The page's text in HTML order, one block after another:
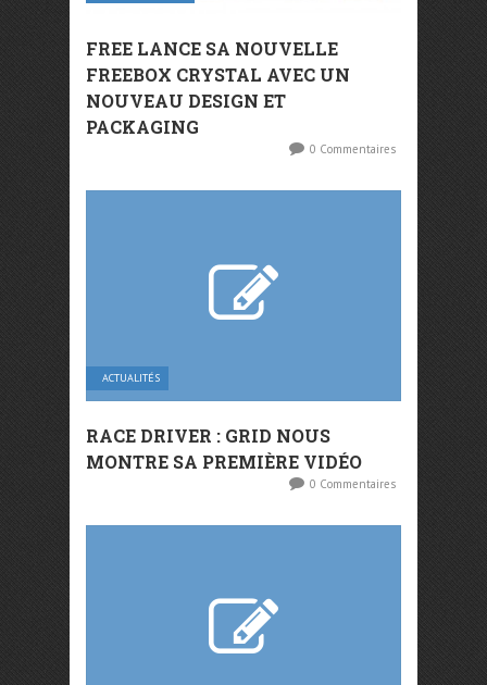
FREE LANCE SA NOUVELLE
FREEBOX CRYSTAL AVEC UN
NOUVEAU DESIGN ET
PACKAGING
0 Commentaires
ACTUALITÉS
RACE DRIVER : GRID NOUS
MONTRE SA PREMIÈRE VIDÉO
0 Commentaires